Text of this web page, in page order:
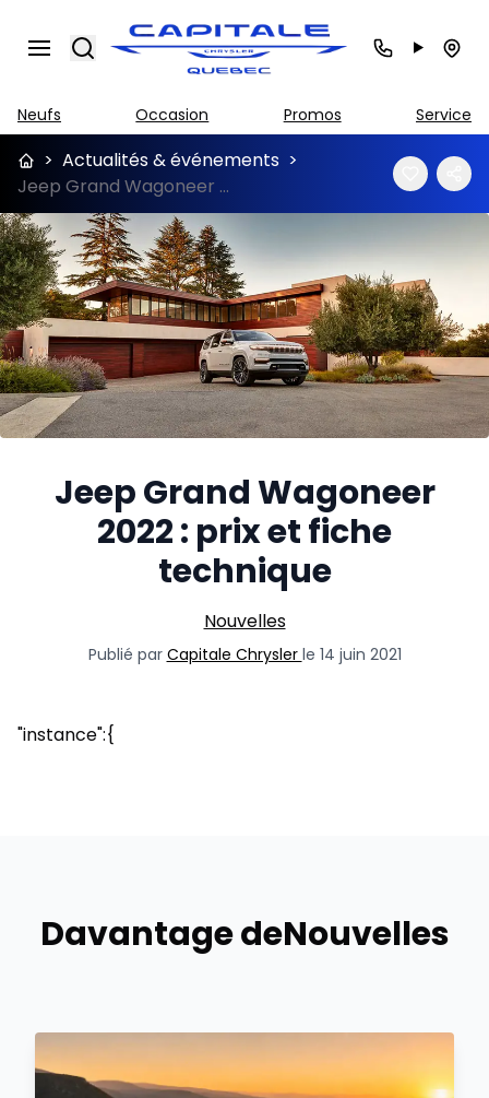
Search
Neufs Occasion Promos Service
> Actualités & événements >
Jeep Grand Wagoneer 2022 : prix et fiche technique
Jeep Grand Wagoneer
2022 : prix et fiche
technique
Nouvelles
Publié par Capitale Chrysler le 14 juin 2021
"instance":{
Davantage deNouvelles